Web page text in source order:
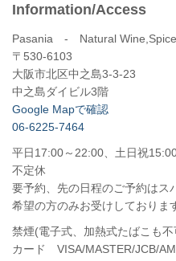
Information/Access
Pasania - Natural Wine,Spice
〒530-6103
大阪市北区中之島3-3-23
中之島ダイビル3階
Google Mapで確認
06-6225-7464
平日17:00～22:00、土日祝
不定休
要予約、先の日程のご予約はス
希望の方のみお受けしておりま
禁煙(電子式、加熱式たばこも不
カード VISA/MASTER/JCB/